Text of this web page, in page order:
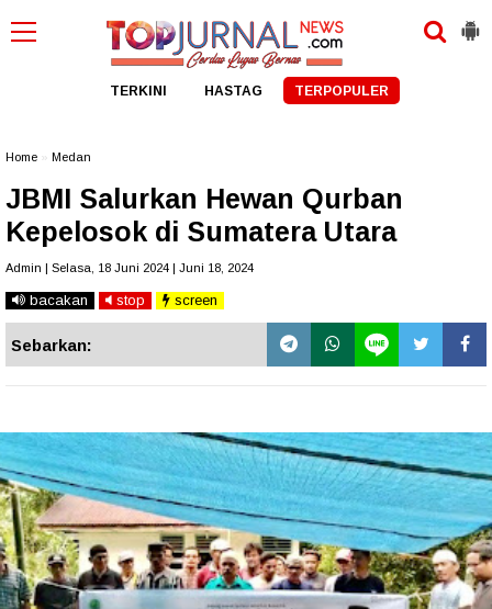
TERKINI HASTAG TERPOPULER
Home Medan
JBMI Salurkan Hewan Qurban
Kepelosok di Sumatera Utara
Admin | Selasa, 18 Juni 2024 | Juni 18, 2024
bacakan stop screen
Sebarkan: